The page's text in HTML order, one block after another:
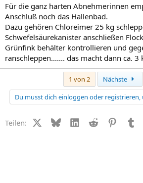
Für die ganz harten Abnehmerinnen
Anschluß noch das Hallenbad.
Dazu gehören Chloreimer 25 kg
Schwefelsäurekanister anschließen
Grünfink behälter kontrollieren und
ranschleppen....... das macht dann ca. 3
1 von 2 Nächste
Du musst dich einloggen oder
Teilen: X (Twitter)
BlueskyLinkedIn
Reddit